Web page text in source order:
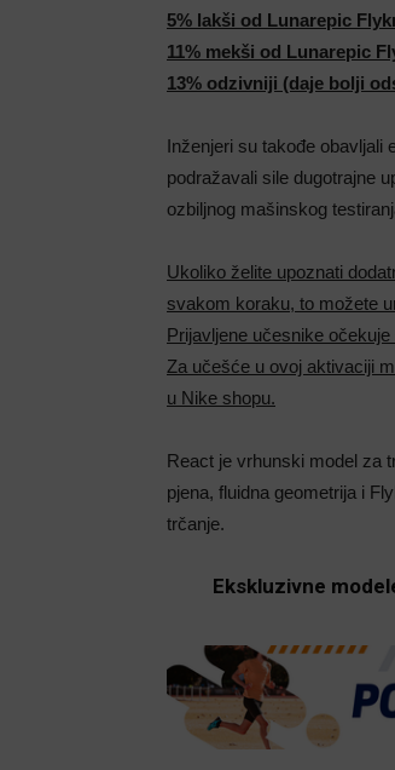
5% lakši od Lunarepic
11% mekši od Lunarepic
13% odzivniji (daje bolji
Inženjeri su takođe obavljali
podražavali sile dugotrajne
ozbiljnog mašinskog
Ukoliko želite upoznati
svakom koraku, to možete
Prijavljene učesnike
Za učešće u ovoj aktivaciji
u Nike shopu.
React je vrhunski model za
pjena, fluidna geometrija i
trčanje.
Ekskluzivne